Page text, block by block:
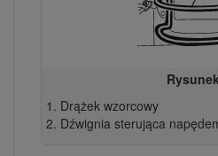
Drążek wzorcowy
Dźwignia sterująca